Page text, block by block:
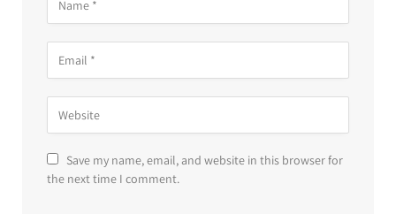
Save my name, email, and website in this browser for
the next time I comment.